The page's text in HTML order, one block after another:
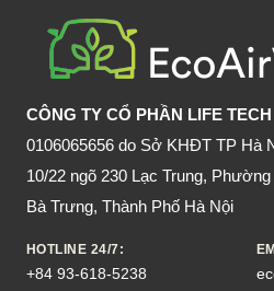
RƯỢU
BIA
GIÚP
NHANH
HỒI
CÔNG TY CỔ PHẦN LIFE
0106065656 do Sở KHĐT TP Hà
10/22 ngõ 230 Lạc Trung,
Bà Trưng, Thành Phố Hà Nội
HOTLINE 24/7:
+84 93-618-5238